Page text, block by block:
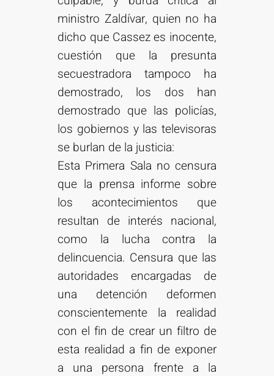
ministro Zaldívar, quien no ha
dicho que Cassez es inocente,
cuestión que la presunta
secuestradora tampoco ha
demostrado, los dos han
demostrado que las policías,
los gobiernos y las televisoras
se burlan de la justicia:
Esta Primera Sala no censura
que la prensa informe sobre
los acontecimientos que
resultan de interés nacional,
como la lucha contra la
delincuencia. Censura que las
autoridades encargadas de
una detención deformen
conscientemente la realidad
con el fin de crear un filtro de
esta realidad a fin de exponer
a una persona frente a la